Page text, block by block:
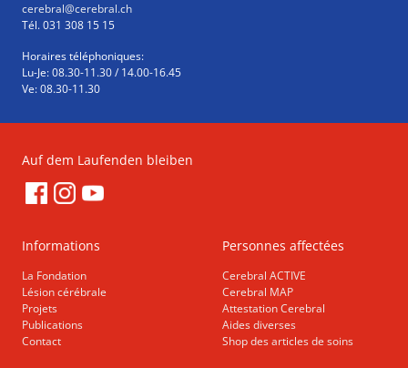
cerebral@cerebral.ch
Tél. 031 308 15 15
Horaires téléphoniques:
Lu-Je: 08.30-11.30 / 14.00-16.45
Ve: 08.30-11.30
Auf dem Laufenden bleiben
Informations
La Fondation
Lésion cérébrale
Projets
Publications
Contact
Personnes affectées
Cerebral ACTIVE
Cerebral MAP
Attestation Cerebral
Aides diverses
Shop des articles de soins